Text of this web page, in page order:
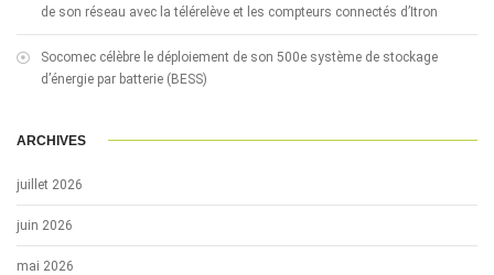
de son réseau avec la télérelève et les compteurs connectés d’Itron
Socomec célèbre le déploiement de son 500e système de stockage
d’énergie par batterie (BESS)
ARCHIVES
juillet 2026
juin 2026
mai 2026